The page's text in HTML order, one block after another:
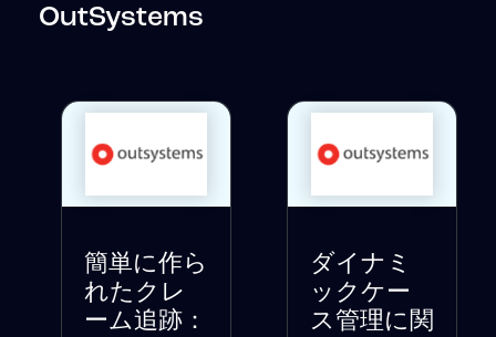
OutSystems
簡単に作ら
れたクレ
ーム追跡：
ダイナミ
ックケー
ス管理に関